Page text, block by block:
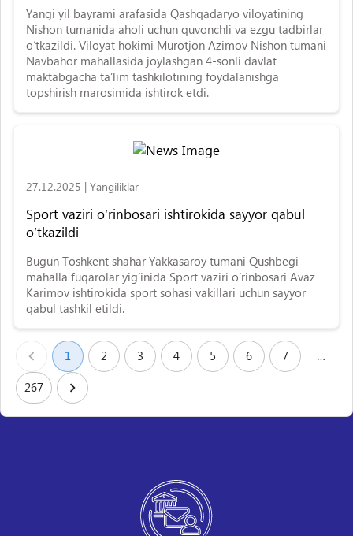
Yangi yil bayrami arafasida Qashqadaryo viloyatining
Nishon tumanida aholi uchun quvonchli va ezgu tadbirlar
o‘tkazildi. Viloyat hokimi Murotjon Azimov Nishon tumani
Navbahor mahallasida joylashgan 4-sonli davlat
maktabgacha ta’lim tashkilotining foydalanishga
topshirish marosimida ishtirok etdi.
27.12.2025 | Yangiliklar
Sport vaziri o‘rinbosari ishtirokida sayyor qabul
o‘tkazildi
Bugun Toshkent shahar Yakkasaroy tumani Qushbegi
mahalla fuqarolar yigʻinida Sport vaziri oʻrinbosari Avaz
Karimov ishtirokida sport sohasi vakillari uchun sayyor
qabul tashkil etildi.
1 2 3 4 5 6 7
…
267